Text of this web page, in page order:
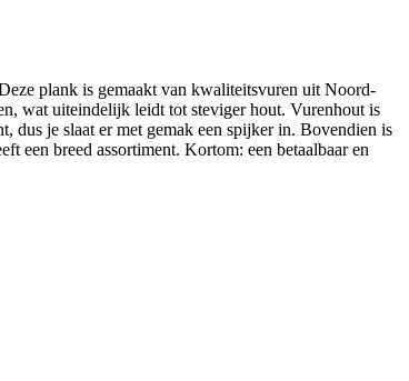
plank is gemaakt van kwaliteitsvuren uit Noord-
wat uiteindelijk leidt tot steviger hout. Vurenhout is
dus je slaat er met gemak een spijker in. Bovendien is
een breed assortiment. Kortom: een betaalbaar en